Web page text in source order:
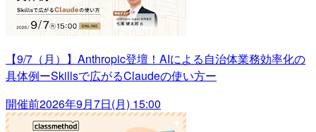
【9/7（月）】Anthropic登壇！AIによる自治体業務効率化の
具体例ーSkillsで広がるClaudeの使い方ー
開催前2026年9月7日(月) 15:00